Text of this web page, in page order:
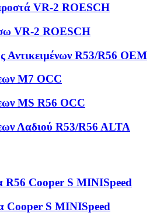
VR-2 ROESCH
VR-2 ROESCH
Αντικειμένων R53/R56 OEM
M7 OCC
MS R56 OCC
Λαδιού R53/R56 ALTA
R56 Cooper S MINISpeed
Cooper S MINISpeed